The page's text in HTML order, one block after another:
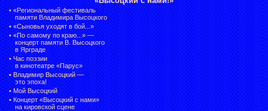
• «Региональный фестиваль
памяти Владимира Высоцкого
• «Сыновья уходят в бой...»
• «По самому по краю...» —
концерт памяти В. Высоцкого
в Ярграде
• Час поэзии
в кинотеатре «Парус»
• Владимир Высоцкий —
это эпоха!
• Мой Высоцкий
• Концерт «Высоцкий с нами»
на кировской сцене